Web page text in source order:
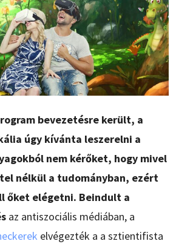
bevezetésre került, a
úgy kívánta leszerelni a
nem kérőket, hogy mivel
nélkül a tudományban, ezért
őket elégetni. Beindult a
az antiszociális médiában, a
elvégezték a a sztientifista